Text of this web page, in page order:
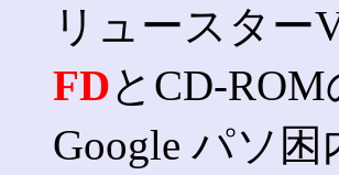
リュースター
FDとCD-
Google パソ